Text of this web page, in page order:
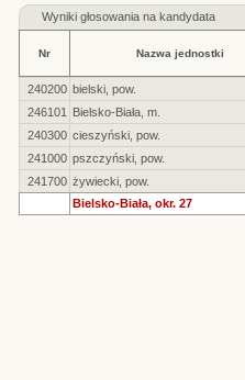
Wyniki głosowania na kandydata
Nr Nazwa jednostki
240200 bielski, pow.
246101
Bielsko-Biała, m.
240300 cieszyński, pow.
241000 pszczyński, pow.
241700 żywiecki, pow.
Bielsko-Biała, okr. 27